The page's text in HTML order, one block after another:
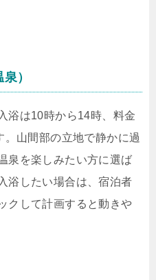
）
浴は10時から14時、料金
山間部の立地で静かに過
泉を楽しみたい方に選ば
浴したい場合は、宿泊者
クして計画すると動きや